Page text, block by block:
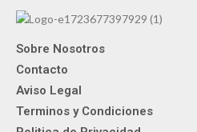
Sobre Nosotros
Contacto
Aviso Legal
Terminos y Condiciones